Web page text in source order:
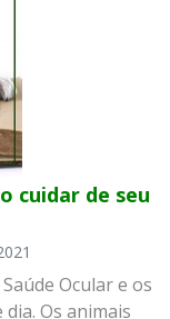
cuidar de seu
Ocular e os
Os animais